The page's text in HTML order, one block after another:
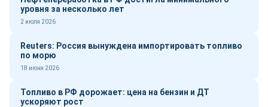
уровня за несколько лет
2 июля 2026
Reuters: Россия вынуждена импортировать топливо
по морю
18 июня 2026
Топливо в РФ дорожает: цена на бензин и ДТ
ускоряют рост